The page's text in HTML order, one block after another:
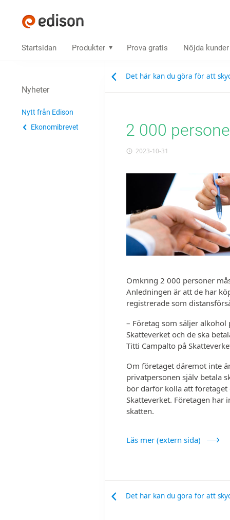
Startsidan Produkter Prova gratis Nöjda kunder
Det här kan du göra för att
2 000
2023-10-31
Omkring 2 000 personer
Anledningen är att de har
registrerade som
– Företag som säljer
Skatteverket och de ska
Titti Campalto på
Om företaget däremot inte
privat­personen själv betala
bör därför kolla att
Skatteverket. Företagen har
skatten.
Läs mer (extern sida)
Det här kan du göra för att
Nyheter
Nytt från Edison
Ekonomibrevet